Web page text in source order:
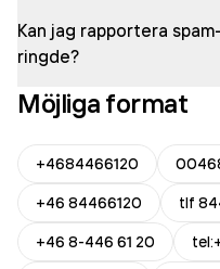
Kan jag rapportera
ringde?
Möjliga format
+4684466120
+46 84466120
tlf
+46 8-446 61 20